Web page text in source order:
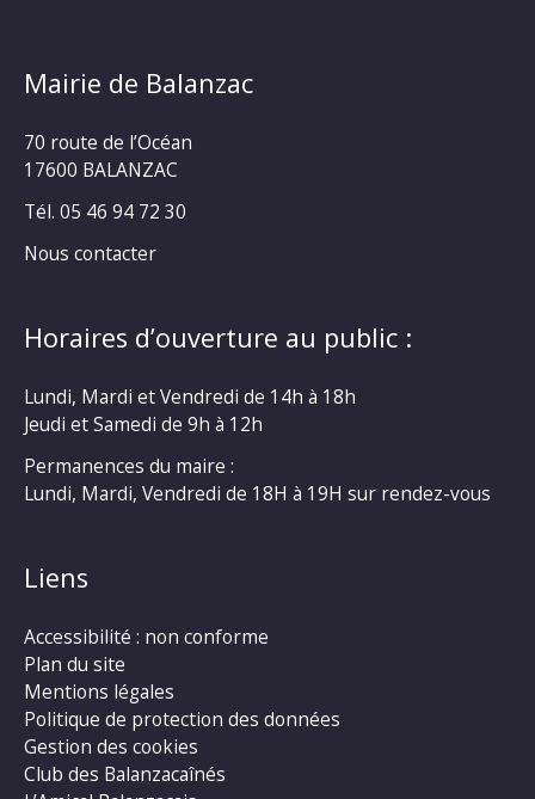
Mairie de Balanzac
70 route de l’Océan
17600 BALANZAC
Tél. 05 46 94 72 30
Nous contacter
Horaires d’ouverture au public :
Lundi, Mardi et Vendredi de 14h à 18h
Jeudi et Samedi de 9h à 12h
Permanences du maire :
Lundi, Mardi, Vendredi de 18H à 19H sur rendez-vous
Liens
Accessibilité : non conforme
Plan du site
Mentions légales
Politique de protection des données
Gestion des cookies
Club des Balanzacaînés